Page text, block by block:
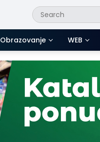
Obrazovanje WEB